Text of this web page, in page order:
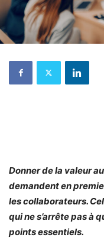
Donner de la valeur
demandent en
les collaborateurs.
qui ne s’arrête pas à
points essentiels.